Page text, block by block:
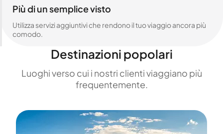
Più di un semplice visto
Utilizza servizi aggiuntivi che rendono il tuo viaggio ancora più
comodo.
Destinazioni popolari
Luoghi verso cui i nostri clienti viaggiano più
frequentemente.